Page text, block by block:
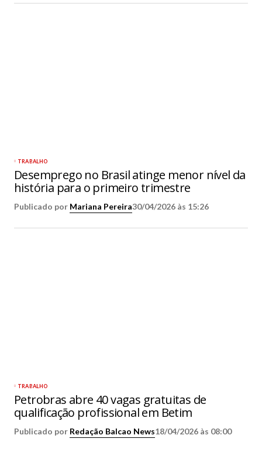
TRABALHO
Desemprego no Brasil atinge menor nível da
história para o primeiro trimestre
Publicado por Mariana Pereira30/04/2026 às 15:26
TRABALHO
Petrobras abre 40 vagas gratuitas de
qualificação profissional em Betim
Publicado por Redação Balcao News18/04/2026 às 08:00